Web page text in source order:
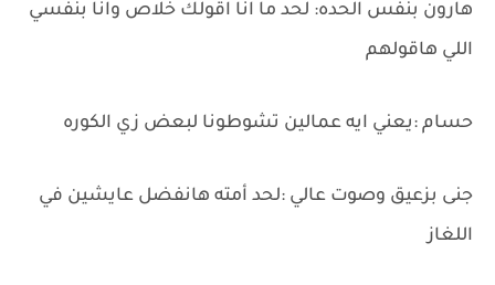
هارون بنفس الحده: لحد ما انا اقولك خلاص وانا بنفسي
اللي هاقولهم
حسام :يعني ايه عمالين تشوطونا لبعض زي الكوره
جنى بزعيق وصوت عالي :لحد أمته هانفضل عايشين في
اللغاز